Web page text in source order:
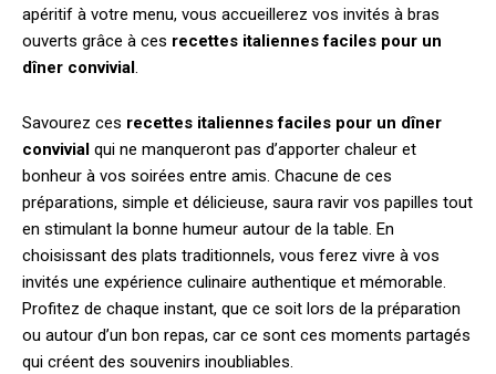
apéritif à votre menu, vous accueillerez vos invités à bras
ouverts grâce à ces recettes italiennes faciles pour un
dîner convivial.
Savourez ces recettes italiennes faciles pour un dîner
convivial qui ne manqueront pas d’apporter chaleur et
bonheur à vos soirées entre amis. Chacune de ces
préparations, simple et délicieuse, saura ravir vos papilles tout
en stimulant la bonne humeur autour de la table. En
choisissant des plats traditionnels, vous ferez vivre à vos
invités une expérience culinaire authentique et mémorable.
Profitez de chaque instant, que ce soit lors de la préparation
ou autour d’un bon repas, car ce sont ces moments partagés
qui créent des souvenirs inoubliables.